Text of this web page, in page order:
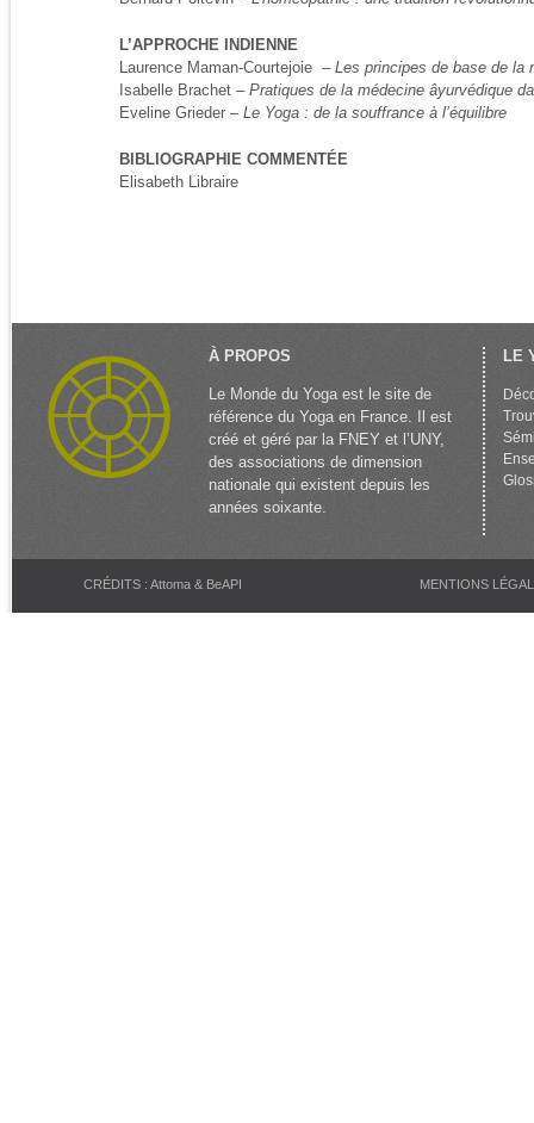
L’APPROCHE INDIENNE
Laurence Maman-Courtejoie – Les principes de base de la
Isabelle Brachet – Pratiques de la médecine âyurvédique
Eveline Grieder – Le Yoga : de la souffrance à l’équilibre
BIBLIOGRAPHIE COMMENTÉE
Elisabeth Libraire
À PROPOS
Le Monde du Yoga est le site de
référence du Yoga en France. Il est
créé et géré par la FNEY et l’UNY,
des associations de dimension
nationale qui existent depuis les
années soixante.
LE
CRÉDITS : Attoma & BeAPI MENTIONS